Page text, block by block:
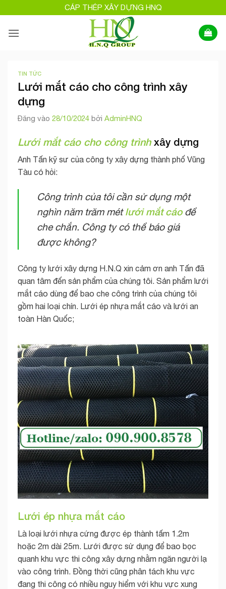
qua
nội
CÁP THÉP XÂY DỰNG HNQ
TIN TỨC
Lưới mắt cáo cho công trình xây
dựng
Đăng vào 28/10/2024 bởi AdminHNQ
Lưới mắt cáo cho công trìnhxây dựng
Anh Tấn kỹ sư của công ty xây dựng thành phố Vũng
Tàu có hỏi:
Công trình của tôi cần sử dụng một
nghìn năm trăm métlưới mắt cáođể
che chắn. Công ty có thể báo giá
được không?
Công ty lưới xây dựng H.N.Q xin cảm ơn anh Tấn đã
quan tâm đến sản phẩm của chúng tôi. Sản phẩm lưới
mắt cáo dùng để bao che công trình của chúng tôi
gồm hai loại chín. Lưới ép nhựa mắt cáo và lưới an
toàn Hàn Quốc;
Lưới ép nhựa mắt cáo
Là loại lưới nhựa cứng được ép thành tấm 1.2m
hoặc 2m dài 25m. Lưới được sử dụng để bao bọc
quanh khu vực thi công xây dựng nhằm ngăn người lạ
vào công trình. Đồng thời cũng phân tách khu vực
đang thi công có nhiều nguy hiểm với khu vực xung